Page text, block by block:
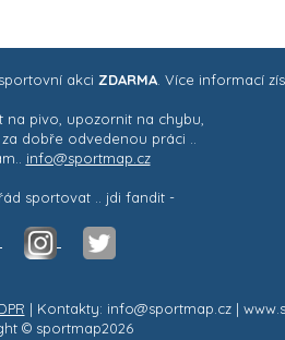
akci ZDARMA. Více informací
na pivo, upozornit na chybu,
dobře odvedenou práci ..
info@sportmap.cz
sportovat .. jdi fandit -
| Kontakty: info@sportmap.cz |
© sportmap2026